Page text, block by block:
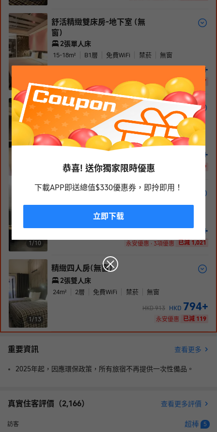
恭喜! 送你獨家限時優惠
下載APP即送總值$330優惠券，即拎即用！
立即下载
1/9
舒活精緻雙床房-地下室 (無
窗)
2張單人床
15-18m² B1 層 免費WiFi 禁菸 無窗
422+
永安優惠 · 3項優惠 已減 547
舒活雅緻雙人房-地下室 (無
窗)
1張雙人床
15-18m² B1 層 免費WiFi 禁菸 無窗
+
已減 69
1/10
雅緻三人房(無窗)
1張雙人床 和 1張單人床
免費WiFi
787 +
永安優惠 · 3項優惠 已減 1,021
1/13
精緻四人房(無窗)
2張雙人床
24m² 2層 免費WiFi 禁菸 無窗
HKD913 HKD 794+
永安優惠 已減 119
重要資訊 查看更多
2025年起，因應環保政策，所有旅宿不再提供一次性備品。
真實住客評價（2,166） 查看更多評價
訪客 超棒 5